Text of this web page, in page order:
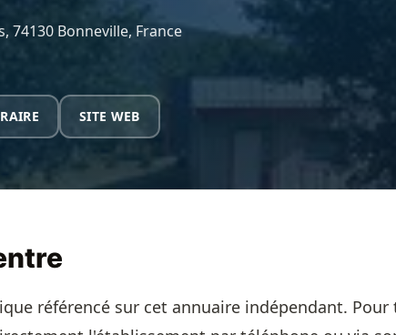
74130 Bonneville, France
SITE WEB
référencé sur cet annuaire indépendant.